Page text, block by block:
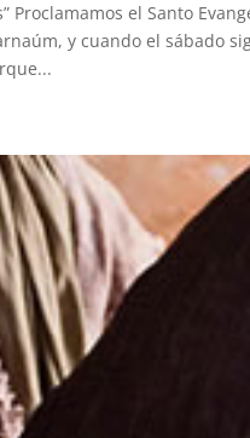
Proclamamos el Santo
y cuando el sábado